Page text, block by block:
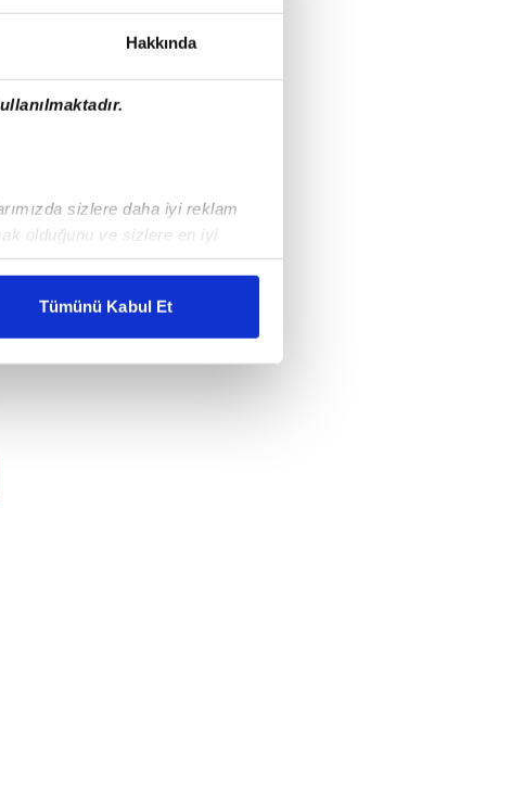
Hakkında
sizlere daha iyi reklam
olduğunu ve sizlere en iyi
maliyetlerimizi karşılamak
gösterilmeyecektir."
çerezler kullanılmaktadır. Bu
hizmetlerinin sunulması
ve sizlere yönelik
ilişkin detaylı bilgi için Ayarlar
okumak ve sitemizde ilgili
Tümünü Kabul Et